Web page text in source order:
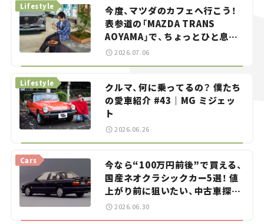
今度、マツダのカフェへ行こう！
表参道の「MAZDA TRANS
AOYAMA」で、ちょっとひと息。
——連載｜CCGとクルマでどうす
Lifestyle
2026.07.06
クルマ、何に乗ってるの？ 僕たち
の愛車紹介 #43｜MG ミジェッ
ト
Lifestyle
2026.06.26
今なら“100万円前後”で買える、
国産ネオクラシックカー5選！ 値
上がり前に狙いたい、中古車探し
をお手伝い――ちょっとイケてるマ
Cars
2026.06.30